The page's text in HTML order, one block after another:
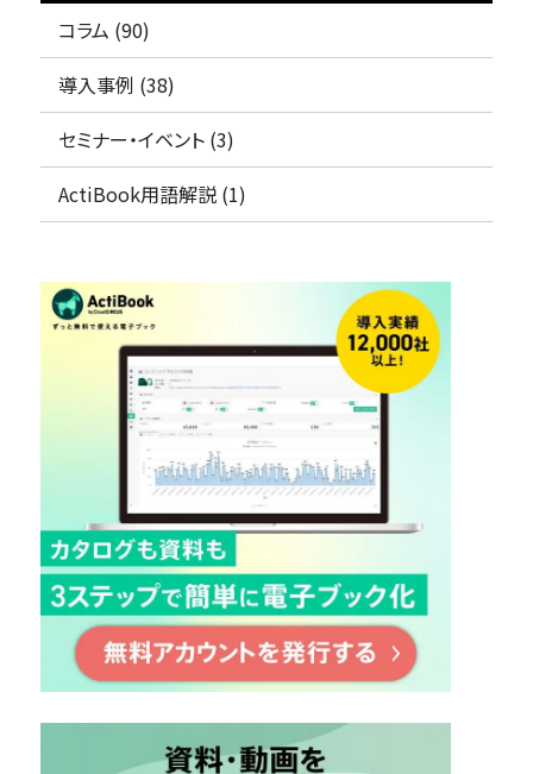
検討状況の見える化(営業活動)
見込み顧客の育成(マーケティング)
電子カタログ/Web社内報
資料の一元管理
仕様・料金をチェック！
導入事例
カタログ資料
フリープラン
コラム・セミナー
コラム (90)
導入事例 (38)
セミナー・イベント (3)
ActiBook用語解説 (1)